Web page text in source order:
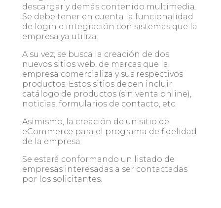
descargar y demás contenido multimedia.
Se debe tener en cuenta la funcionalidad
de login e integración con sistemas que la
empresa ya utiliza.
A su vez, se busca la creación de dos
nuevos sitios web, de marcas que la
empresa comercializa y sus respectivos
productos. Estos sitios deben incluir
catálogo de productos (sin venta online),
noticias, formularios de contacto, etc.
Asimismo, la creación de un sitio de
eCommerce para el programa de fidelidad
de la empresa.
Se estará conformando un listado de
empresas interesadas a ser contactadas
por los solicitantes.